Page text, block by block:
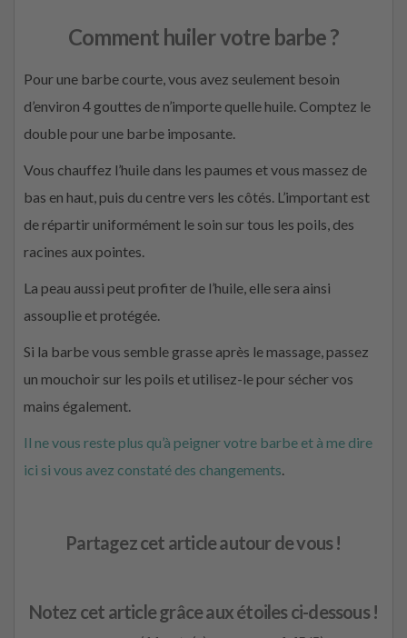
Comment huiler votre barbe ?
Pour une barbe courte, vous avez seulement besoin
d’environ 4 gouttes de n’importe quelle huile. Comptez le
double pour une barbe imposante.
Vous chauffez l’huile dans les paumes et vous massez de
bas en haut, puis du centre vers les côtés. L’important est
de répartir uniformément le soin sur tous les poils, des
racines aux pointes.
La peau aussi peut profiter de l’huile, elle sera ainsi
assouplie et protégée.
Si la barbe vous semble grasse après le massage, passez
un mouchoir sur les poils et utilisez-le pour sécher vos
mains également.
Il ne vous reste plus qu’à peigner votre barbe et à me dire
ici si vous avez constaté des changements
Partagez cet article autour de vous !
Notez cet article grâce aux étoiles ci-dessous !